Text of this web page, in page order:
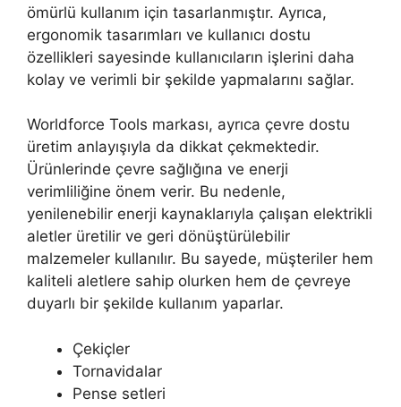
ömürlü kullanım için tasarlanmıştır. Ayrıca,
ergonomik tasarımları ve kullanıcı dostu
özellikleri sayesinde kullanıcıların işlerini daha
kolay ve verimli bir şekilde yapmalarını sağlar.
Worldforce Tools markası, ayrıca çevre dostu
üretim anlayışıyla da dikkat çekmektedir.
Ürünlerinde çevre sağlığına ve enerji
verimliliğine önem verir. Bu nedenle,
yenilenebilir enerji kaynaklarıyla çalışan elektrikli
aletler üretilir ve geri dönüştürülebilir
malzemeler kullanılır. Bu sayede, müşteriler hem
kaliteli aletlere sahip olurken hem de çevreye
duyarlı bir şekilde kullanım yaparlar.
Çekiçler
Tornavidalar
Pense setleri